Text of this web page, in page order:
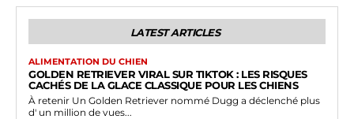
LATEST ARTICLES
ALIMENTATION DU CHIEN
GOLDEN RETRIEVER VIRAL SUR TIKTOK : LES RISQUES
CACHÉS DE LA GLACE CLASSIQUE POUR LES CHIENS
À retenir Un Golden Retriever nommé Dugg a déclenché plus
d' un million de vues...